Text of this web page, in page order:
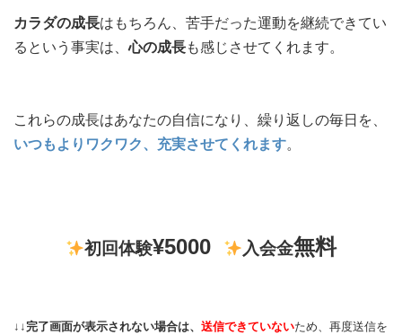
カラダの成長はもちろん、苦手だった運動を継続できてい
るという事実は、心の成長も感じさせてくれます。
これらの成長はあなたの自信になり、繰り返しの毎日を、
いつもよりワクワク、充実させてくれます。
初回体験¥5000 入会金無料
↓↓完了画面が表示されない場合は、 送信できていないため、再度送信を